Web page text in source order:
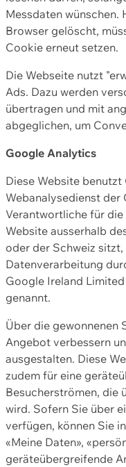
Messdaten wünschen.
Browser gelöscht,
Cookie erneut setzen.
Die Webseite nutzt
Ads. Dazu werden
übertragen und mit
abgeglichen, um
Google Analytics
Diese Website
Webanalysedienst der
Verantwortliche für
Website ausserhalb
oder der Schweiz
Datenverarbeitung
Google Ireland
genannt.
Über die gewonnenen
Angebot verbessern
ausgestalten. Diese
zudem für eine
Besucherströmen, die
wird. Sofern Sie über
verfügen, können Sie
«Meine Daten»,
geräteübergreifende